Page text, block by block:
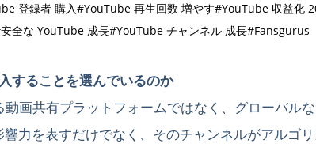
登録者 購入#YouTube 再生回数 増やす#YouTube 収益化
全な YouTube 成長#YouTube チャンネル 成長#Fansgurus
することを選んでいるのか
画共有プラットフォームではなく、グローバル
力を表すだけでなく、そのチャンネルがアルゴ